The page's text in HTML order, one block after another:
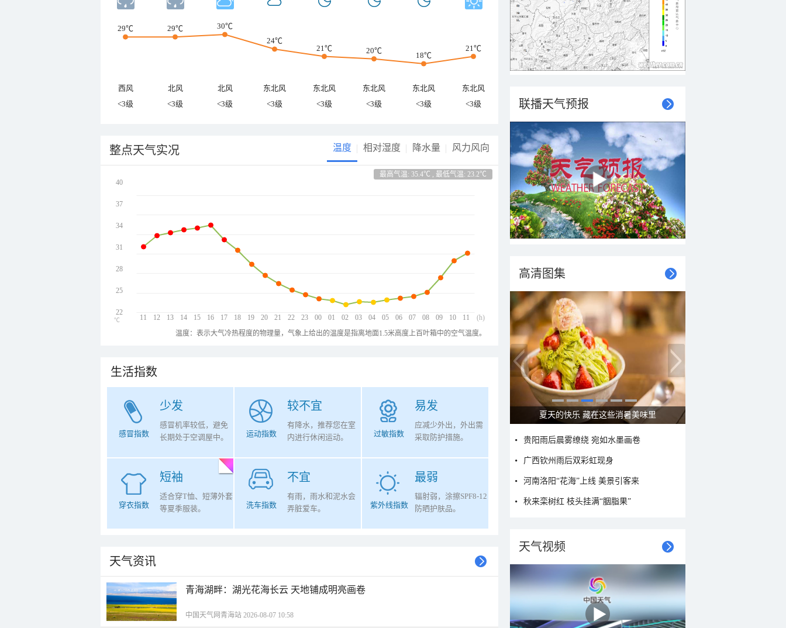
29℃ 29℃
30℃
24℃
21℃
20℃
18℃
21℃
西风 北风 北风 东北风 东北风 东北风 东北风
东北风
<3级
<3级 <3级 <3级 <3级 <3级 <3级 <3级
整点天气实况 温度 相对湿度 降水量 风力风向
最高气温: 35.4℃ , 最低气温: 23.2℃
11 12 13 14 15 16 17 18 19 20 21 22 23 00 01 02 03 04 05 06 07 08 09 10 11
40
37
34
31
28
25
22
(h)
℃
温度：表示大气冷热程度的物理量，气象上给出的温度是指离地面1.5米高度上百叶箱中的空气温度。
生活指数
少发
感冒指数
感冒机率较低，避免
长期处于空调屋中。
较不宜
运动指数
有降水，推荐您在室
内进行休闲运动。
易发
过敏指数
应减少外出，外出需
采取防护措施。
短袖
穿衣指数
适合穿T恤、短薄外套
等夏季服装。
不宜
洗车指数
有雨，雨水和泥水会
弄脏爱车。
最弱
紫外线指数
辐射弱，涂擦SPF8-12
防晒护肤品。
天气资讯
青海湖畔：湖光花海长云 天地铺成明亮画卷
中国天气网青海站 2026-08-07 10:58
联播天气预报
高清图集
广西南宁：盛夏里的“绿野仙踪”
贵阳雨后晨雾缭绕 宛如水墨画卷
广西钦州雨后双彩虹现身
河南洛阳“花海”上线 美景引客来
秋来栾树红 枝头挂满“胭脂果”
天气视频